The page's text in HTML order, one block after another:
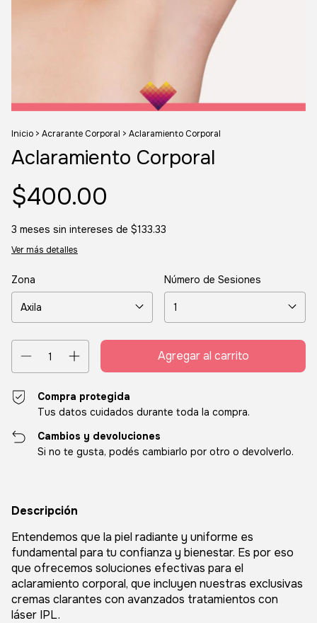
Inicio > Acrarante Corporal > Aclaramiento Corporal
Aclaramiento Corporal
$400.00
3 meses sin intereses de $133.33
Ver más detalles
Zona Número de Sesiones
Compra protegida
Tus datos cuidados durante toda la compra.
Cambios y devoluciones
Si no te gusta, podés cambiarlo por otro o devolverlo.
Descripción
Entendemos que la piel radiante y uniforme es
fundamental para tu confianza y bienestar. Es por eso
que ofrecemos soluciones efectivas para el
aclaramiento corporal, que incluyen nuestras exclusivas
cremas clarantes con avanzados tratamientos con
láser IPL.